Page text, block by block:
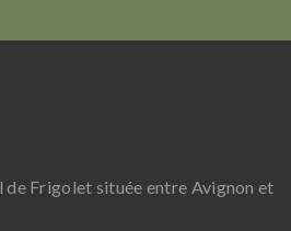
de Frigolet située entre Avignon et